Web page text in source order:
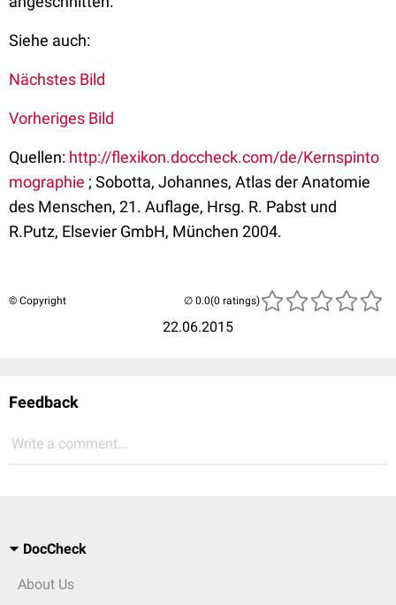
Siehe auch:
Nächstes Bild
Vorheriges Bild
Quellen: http://flexikon.doccheck.com/de/Kernspinto
mographie ; Sobotta, Johannes, Atlas der Anatomie
des Menschen, 21. Auflage, Hrsg. R. Pabst und
R.Putz, Elsevier GmbH, München 2004.
© Copyright
22.06.2015
(0 ratings)
Feedback
Write a comment...
DocCheck
About Us